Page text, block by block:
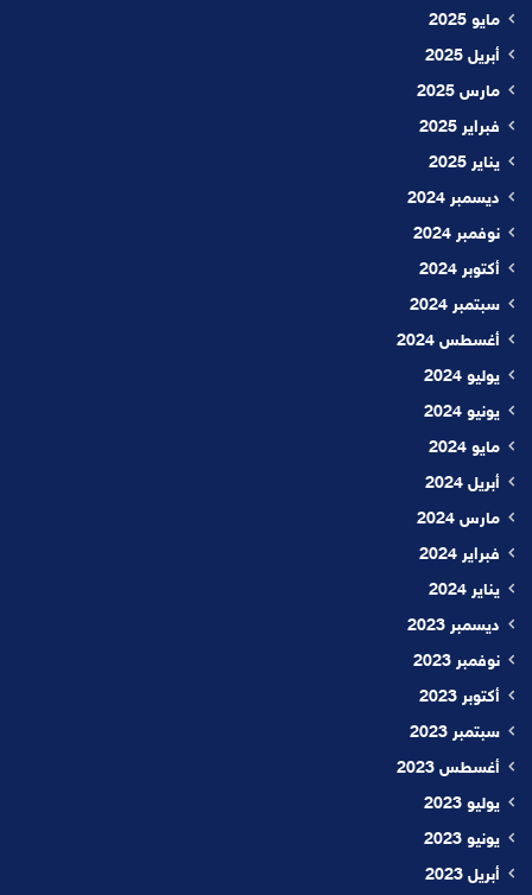
مايو 2025
أبريل 2025
مارس 2025
فبراير 2025
يناير 2025
ديسمبر 2024
نوفمبر 2024
أكتوبر 2024
سبتمبر 2024
أغسطس 2024
يوليو 2024
يونيو 2024
مايو 2024
أبريل 2024
مارس 2024
فبراير 2024
يناير 2024
ديسمبر 2023
نوفمبر 2023
أكتوبر 2023
سبتمبر 2023
أغسطس 2023
يوليو 2023
يونيو 2023
أبريل 2023